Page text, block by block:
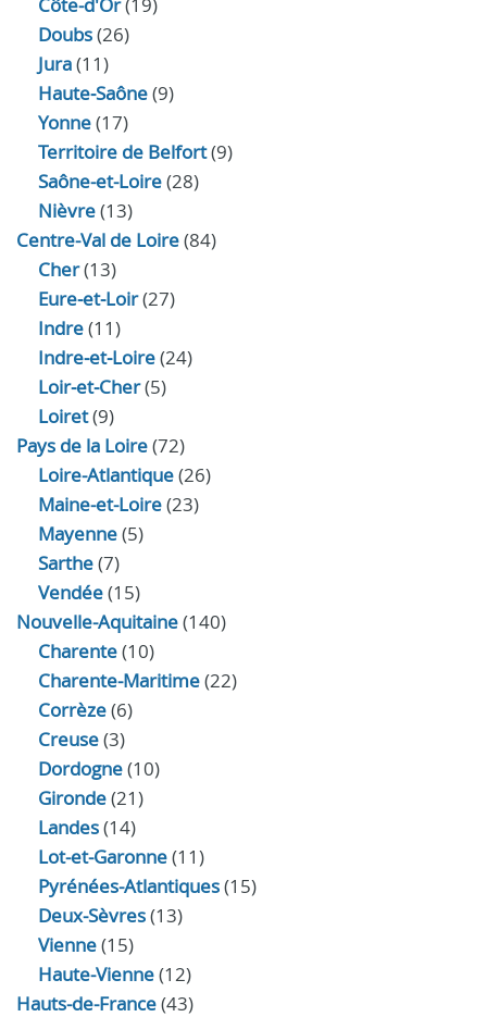
Doubs(26)
Jura(11)
Haute‑Saône(9)
Yonne(17)
Territoire de Belfort(9)
Saône-et-Loire(28)
Nièvre(13)
Centre-Val de Loire(84)
Cher(13)
Eure‑et‑Loir(27)
Indre(11)
Indre‑et‑Loire(24)
Loir‑et‑Cher(5)
Loiret(9)
Pays de la Loire(72)
Loire-Atlantique(26)
Maine-et-Loire(23)
Mayenne(5)
Sarthe(7)
Vendée(15)
Nouvelle-Aquitaine(140)
Charente(10)
Charente-Maritime(22)
Corrèze(6)
Creuse(3)
Dordogne(10)
Gironde(21)
Landes(14)
Lot-et-Garonne(11)
Pyrénées-Atlantiques(15)
Deux-Sèvres(13)
Vienne(15)
Haute-Vienne(12)
Hauts-de-France(43)